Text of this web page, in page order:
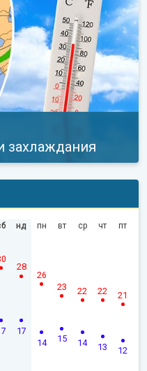
захлаждания
нд
17
28
пн
14
26
вт
15
23
ср
14
22
чт
13
22
пт
12
21